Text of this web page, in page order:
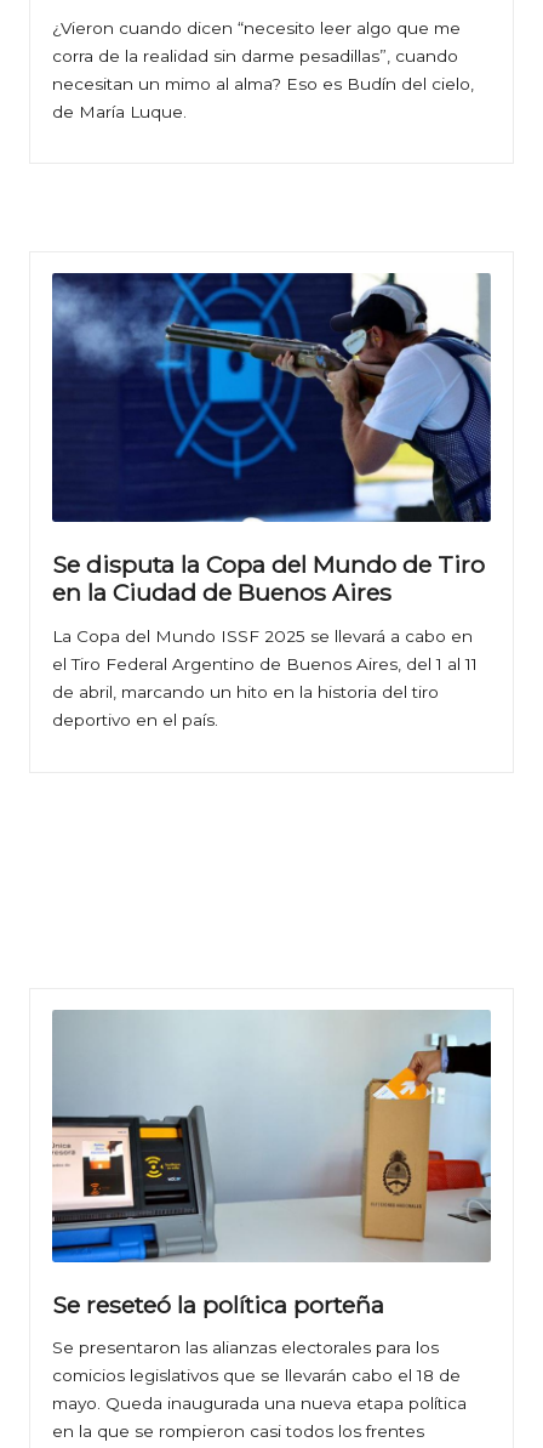
¿Vieron cuando dicen “necesito leer algo que me
corra de la realidad sin darme pesadillas”, cuando
necesitan un mimo al alma? Eso es Budín del cielo,
de María Luque.
Se disputa la Copa del Mundo de Tiro
en la Ciudad de Buenos Aires
La Copa del Mundo ISSF 2025 se llevará a cabo en
el Tiro Federal Argentino de Buenos Aires, del 1 al 11
de abril, marcando un hito en la historia del tiro
deportivo en el país.
Se reseteó la política porteña
Se presentaron las alianzas electorales para los
comicios legislativos que se llevarán cabo el 18 de
mayo. Queda inaugurada una nueva etapa política
en la que se rompieron casi todos los frentes